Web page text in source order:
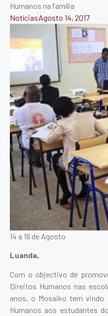
Humanos na família
NotíciasAgosto 14, 2017
14 a 19 de Agosto
Luanda,
Com o objectivo de
Direitos Humanos nas
anos, o Mosaiko tem
Humanos aos estudantes